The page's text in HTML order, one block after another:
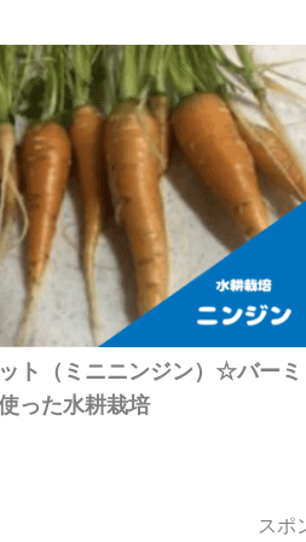
ト（ミニニンジン）☆バーミ
った水耕栽培
スポ